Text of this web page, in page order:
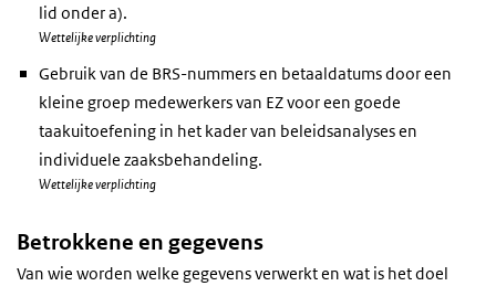
lid onder a).
Wettelijke verplichting
Gebruik van de BRS-nummers en betaaldatums door een
kleine groep medewerkers van EZ voor een goede
taakuitoefening in het kader van beleidsanalyses en
individuele zaaksbehandeling.
Wettelijke verplichting
Betrokkene en gegevens
Van wie worden welke gegevens verwerkt en wat is het doel